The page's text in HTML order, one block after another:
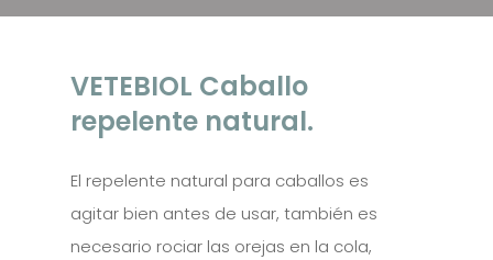
VETEBIOL Caballo
repelente natural.
El repelente natural para caballos es
agitar bien antes de usar, también es
necesario rociar las orejas en la cola,